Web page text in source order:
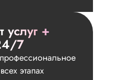
услуг +
7
этапах